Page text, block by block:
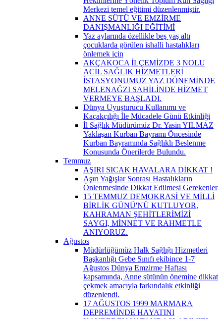
Merkezi temel eğitimi düzenlenmiştir.
ANNE SÜTÜ VE EMZİRME
DANIŞMANLIĞI EĞİTİMİ
Yaz aylarında özellikle beş yaş altı
çocuklarda görülen ishalli hastalıkları
önlemek için
AKÇAKOCA İLÇEMİZDE 3 NOLU
ACİL SAĞLIK HİZMETLERİ
İSTASYONUMUZ YAZ DÖNEMİNDE
MELENAĞZI SAHİLİNDE HİZMET
VERMEYE BAŞLADI.
Dünya Uyuşturucu Kullanımı ve
Kaçakçılığı İle Mücadele Günü Etkinliği
İl Sağlık Müdürümüz Dr. Yasin YILMAZ
Yaklaşan Kurban Bayramı Öncesinde
Kurban Bayramında Sağlıklı Beslenme
Konusunda Önerilerde Bulundu.
Temmuz
AŞIRI SICAK HAVALARA DİKKAT !
Aşırı Yağışlar Sonrası Hastalıkların
Önlenmesinde Dikkat Edilmesi Gerekenler
15 TEMMUZ DEMOKRASİ VE MİLLİ
BİRLİK GÜNÜ'NÜ KUTLUYOR,
KAHRAMAN ŞEHİTLERİMİZİ
SAYGI, MİNNET VE RAHMETLE
ANIYORUZ.
Ağustos
Müdürlüğümüz Halk Sağlığı Hizmetleri
Başkanlığı Gebe Sınıfı ekibince 1-7
Ağustos Dünya Emzirme Haftası
kapsamında, Anne sütünün önemine dikkat
çekmek amacıyla farkındalık etkinliği
düzenlendi.
17 AĞUSTOS 1999 MARMARA
DEPREMİNDE HAYATINI